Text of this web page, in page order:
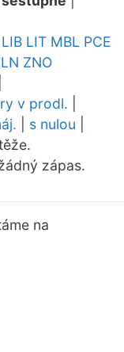
LIB LIT MBL PCE
ZNO
v prodl.
s nulou
zápas.
na